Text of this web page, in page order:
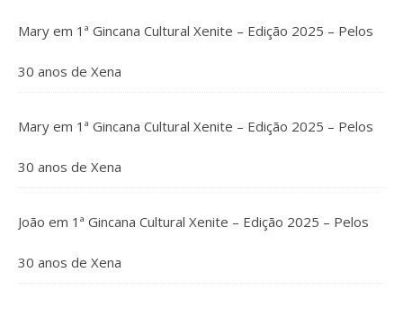
Mary em 1ª Gincana Cultural Xenite – Edição 2025 – Pelos
30 anos de Xena
Mary em 1ª Gincana Cultural Xenite – Edição 2025 – Pelos
30 anos de Xena
João em 1ª Gincana Cultural Xenite – Edição 2025 – Pelos
30 anos de Xena